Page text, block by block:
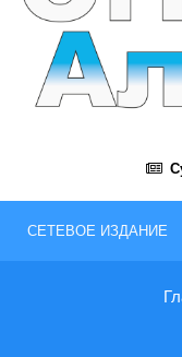
СЕТЕВОЕ ИЗДАНИЕ